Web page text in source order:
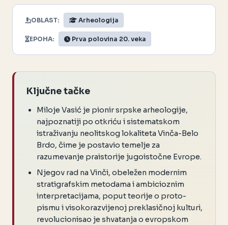
OBLAST: Arheologija
EPOHA: Prva polovina 20. veka
Ključne tačke
Miloje Vasić je pionir srpske arheologije,
najpoznatiji po otkriću i sistematskom
istraživanju neolitskog lokaliteta Vinča-Belo
Brdo, čime je postavio temelje za
razumevanje praistorije jugoistočne Evrope.
Njegov rad na Vinči, obeležen modernim
stratigrafskim metodama i ambicioznim
interpretacijama, poput teorije o proto-
pismu i visokorazvijenoj preklasičnoj kulturi,
revolucionisao je shvatanja o evropskom